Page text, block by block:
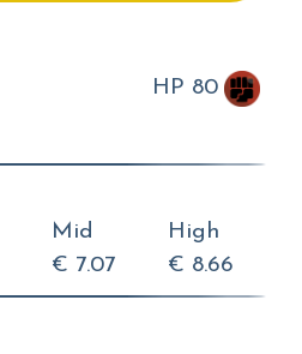
HP 80
Mid
€ 7.07
High
€ 8.66